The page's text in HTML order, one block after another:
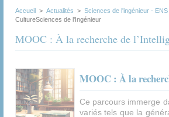
Accueil > Actualités > Sciences de l'ingénieur -
CultureSciences de l'Ingénieur
MOOC : À la recherche de
MOOC : À la
Ce parcours immerge
variés tels que la